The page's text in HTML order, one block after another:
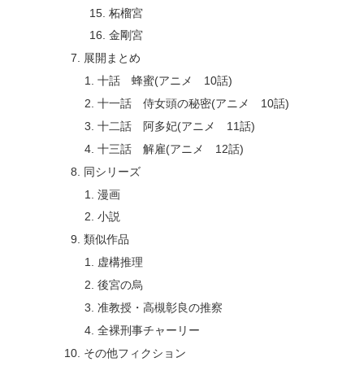
柘榴宮
金剛宮
展開まとめ
十話 蜂蜜(アニメ 10話)
十一話 侍女頭の秘密(アニメ 10話)
十二話 阿多妃(アニメ 11話)
十三話 解雇(アニメ 12話)
同シリーズ
漫画
小説
類似作品
虚構推理
後宮の烏
准教授・高槻彰良の推察
全裸刑事チャーリー
その他フィクション